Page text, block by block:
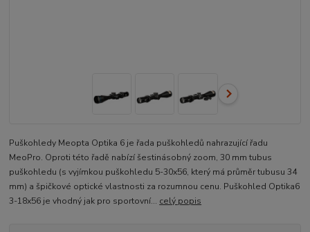
Puškohledy Meopta Optika 6 je řada puškohledů nahrazující řadu
MeoPro. Oproti této řadě nabízí šestinásobný zoom, 30 mm tubus
puškohledu (s vyjímkou puškohledu 5-30x56, který má průměr tubusu 34
mm) a špičkové optické vlastnosti za rozumnou cenu. Puškohled Optika6
3-18x56 je vhodný jak pro sportovní... celý popis